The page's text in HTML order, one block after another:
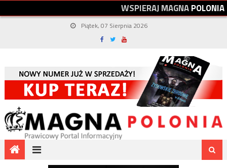
WSPIERAJMAGNAPOLONIA
Piątek, 07 Sierpnia 2026